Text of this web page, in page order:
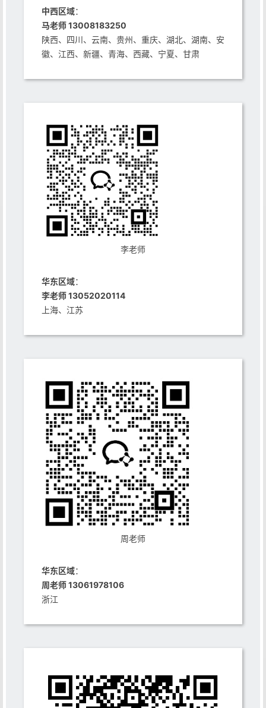
中西区域：
马老师 13008183250
陕西、四川、云南、贵州、重庆、湖北、湖南、安
徽、江西、新疆、青海、西藏、宁夏、甘肃
李老师
华东区域：
李老师 13052020114
上海、江苏
周老师
华东区域：
周老师 13061978106
浙江